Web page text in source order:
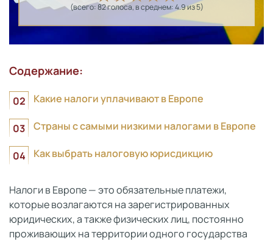
(всего:82голоса, в среднем:4.9из 5)
Содержание:
Какие налоги уплачивают в Европе
Страны с самыми низкими налогами в Европе
Как выбрать налоговую юрисдикцию
Налоги в Европе — это обязательные платежи,
которые возлагаются на зарегистрированных
юридических, а также физических лиц, постоянно
проживающих на территории одного государства